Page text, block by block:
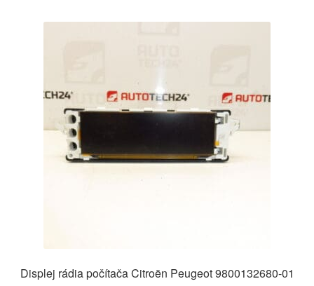
Displej rádia počítača Citroën Peugeot 9800132680-01